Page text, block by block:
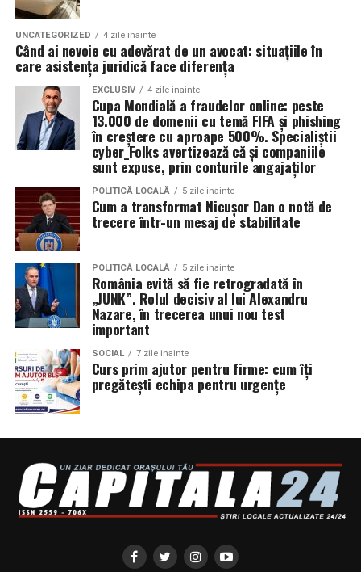
UNCATEGORIZED 4 zile inainte
Când ai nevoie cu adevărat de un avocat: situațiile în
care asistența juridică face diferența
EXCLUSIV 4 zile inainte
Cupa Mondială a fraudelor online: peste
13.000 de domenii cu temă FIFA și phishing
în creștere cu aproape 500%. Specialiștii
cyber_Folks avertizează că și companiile
sunt expuse, prin conturile angajaților
POLITICĂ LOCALĂ 5 zile inainte
Cum a transformat Nicușor Dan o notă de
trecere într-un mesaj de stabilitate
POLITICĂ LOCALĂ 5 zile inainte
România evită să fie retrogradată în
„JUNK”. Rolul decisiv al lui Alexandru
Nazare, în trecerea unui nou test
important
SOCIAL 7 zile inainte
Curs prim ajutor pentru firme: cum îți
pregătești echipa pentru urgențe